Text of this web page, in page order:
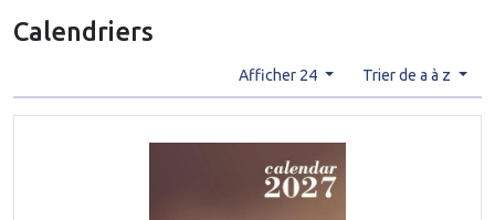
Calendriers
Afficher 24 Trier de a à z